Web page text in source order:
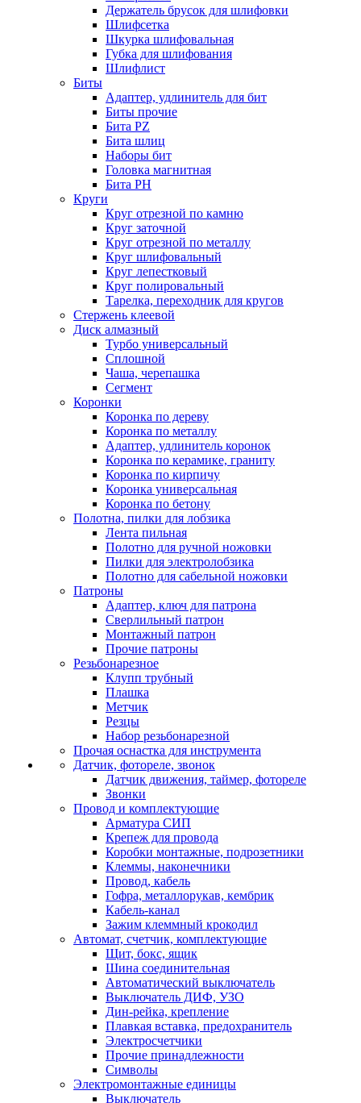
Держатель брусок для шлифовки
Шлифсетка
Шкурка шлифовальная
Губка для шлифования
Шлифлист
Биты
Адаптер, удлинитель для бит
Биты прочие
Бита PZ
Бита шлиц
Наборы бит
Головка магнитная
Бита PH
Круги
Круг отрезной по камню
Круг заточной
Круг отрезной по металлу
Круг шлифовальный
Круг лепестковый
Круг полировальный
Тарелка, переходник для кругов
Стержень клеевой
Диск алмазный
Турбо универсальный
Сплошной
Чаша, черепашка
Сегмент
Коронки
Коронка по дереву
Коронка по металлу
Адаптер, удлинитель коронок
Коронка по керамике, граниту
Коронка по кирпичу
Коронка универсальная
Коронка по бетону
Полотна, пилки для лобзика
Лента пильная
Полотно для ручной ножовки
Пилки для электролобзика
Полотно для сабельной ножовки
Патроны
Адаптер, ключ для патрона
Сверлильный патрон
Монтажный патрон
Прочие патроны
Резьбонарезное
Клупп трубный
Плашка
Метчик
Резцы
Набор резьбонарезной
Прочая оснастка для инструмента
Датчик, фотореле, звонок
Датчик движения, таймер, фотореле
Звонки
Провод и комплектующие
Арматура СИП
Крепеж для провода
Коробки монтажные, подрозетники
Клеммы, наконечники
Провод, кабель
Гофра, металлорукав, кембрик
Кабель-канал
Зажим клеммный крокодил
Автомат, счетчик, комплектующие
Щит, бокс, ящик
Шина соединительная
Автоматический выключатель
Выключатель ДИФ, УЗО
Дин-рейка, крепление
Плавкая вставка, предохранитель
Электросчетчики
Прочие принадлежности
Символы
Электромонтажные единицы
Выключатель